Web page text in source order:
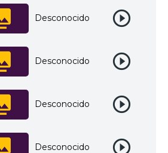
Desconocido
Desconocido
Desconocido
Desconocido